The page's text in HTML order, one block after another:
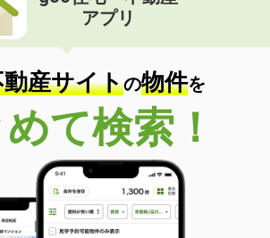
アプリ
産サイトの物件を
て検索！